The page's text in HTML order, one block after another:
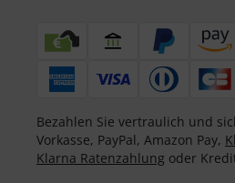
Bezahlen Sie vertraulich und
Vorkasse, PayPal, Amazon Pay,
Klarna Ratenzahlung oder